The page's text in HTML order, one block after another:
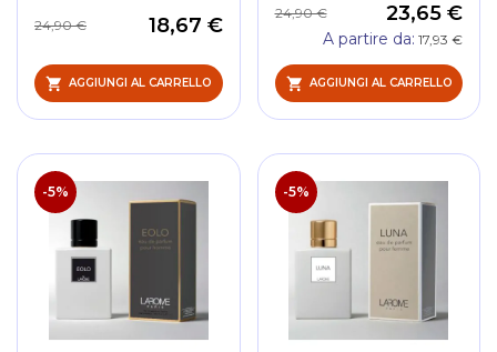
18,67 €
24,90 €
AGGIUNGI AL CARRELLO
23,65 €
24,90 €
A partire da 17,93 €
AGGIUNGI AL CARRELLO
-5% -5%